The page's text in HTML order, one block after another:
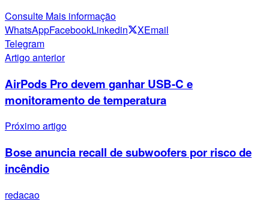
Consulte Mais informação
WhatsAppFacebookLinkedin XEmail
Telegram
Artigo anterior
AirPods Pro devem ganhar USB-C e
monitoramento de temperatura
Próximo artigo
Bose anuncia recall de subwoofers por risco de
incêndio
redacao